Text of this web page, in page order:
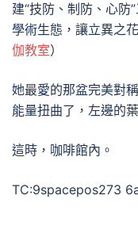
建“技防、制防、心防
學術生態，讓立異之
伽教室）
她最愛的那盆完美對
能量扭曲了，左邊的
這時，咖啡館內。
TC:9spacepos273